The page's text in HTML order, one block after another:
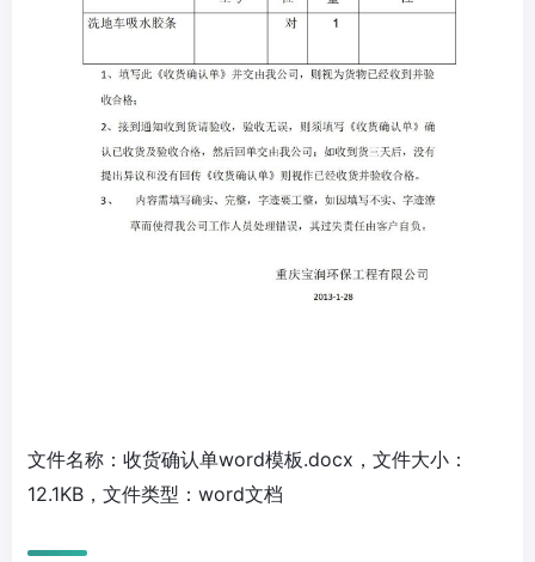
文件名称：收货确认单word模板.docx，文件大小：
12.1KB，文件类型：word文档